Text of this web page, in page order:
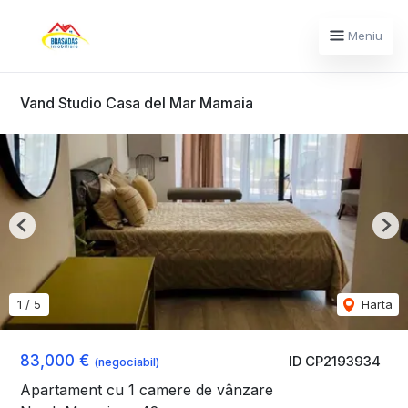
Meniu
Vand Studio Casa del Mar Mamaia
ID CP2193934
83,000 € (negociabil)
Apartament cu 1 camere de vânzare
1 / 5 Harta
Previous